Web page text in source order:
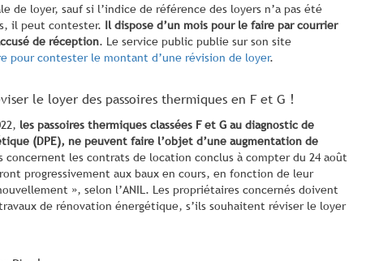
de loyer, sauf si l’indice de référence des loyers n’a pas été
il peut contester. Il dispose d’un mois pour le faire par courrier
de réception. Le service public publie sur son site
pour contester le montant d’une révision de loyer.
le loyer des passoires thermiques en F et G !
les passoires thermiques classées F et G au diagnostic de
(DPE), ne peuvent faire l’objet d’une augmentation de
concernent les contrats de location conclus à compter du 24 août
progressivement aux baux en cours, en fonction de leur
», selon l’ANIL. Les propriétaires concernés doivent
de rénovation énergétique, s’ils souhaitent réviser le loyer